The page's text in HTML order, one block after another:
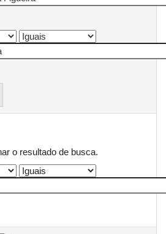
o resultado de busca.